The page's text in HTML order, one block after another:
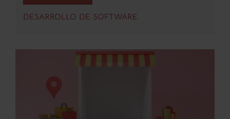
DESARROLLO DE SOFTWARE